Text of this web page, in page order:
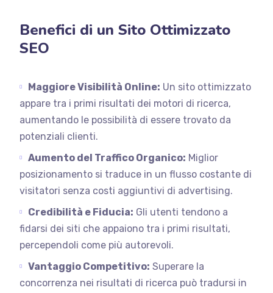
Benefici di un Sito Ottimizzato
SEO
Maggiore Visibilità Online: Un sito ottimizzato
appare tra i primi risultati dei motori di ricerca,
aumentando le possibilità di essere trovato da
potenziali clienti.
Aumento del Traffico Organico: Miglior
posizionamento si traduce in un flusso costante di
visitatori senza costi aggiuntivi di advertising.
Credibilità e Fiducia: Gli utenti tendono a
fidarsi dei siti che appaiono tra i primi risultati,
percependoli come più autorevoli.
Vantaggio Competitivo: Superare la
concorrenza nei risultati di ricerca può tradursi in